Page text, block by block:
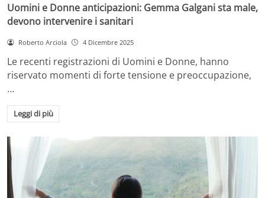
Uomini e Donne anticipazioni: Gemma Galgani sta male,
devono intervenire i sanitari
Roberto Arciola 4 Dicembre 2025
Le recenti registrazioni di Uomini e Donne, hanno
riservato momenti di forte tensione e preoccupazione,
…
Leggi di più